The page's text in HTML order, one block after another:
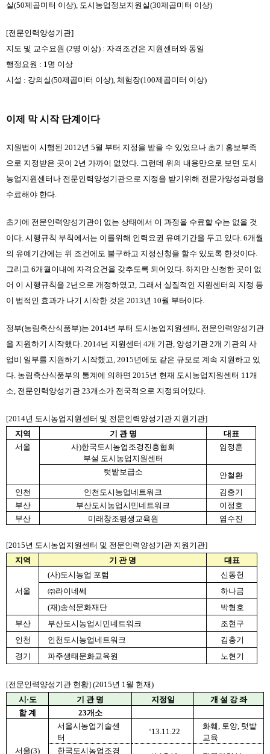
실(50제곱미터 이상), 도시농업정보지원실(30제곱미터 이상)
[전문인력양성기관]
지도 및 교수요원 (2명 이상) : 자격조건은 지원센터와 동일
행정요원 : 1명 이상
시설 : 강의실(50제곱미터 이상), 체험장(100제곱미터 이상)
이제 막 시작 단계이다
지원법이 시행된 2012년 5월 부터 지정을 받을 수 있었으나 초기 홍보부족
으로 지정받은 곳이 2년 가까이 없었다. 그런데 위의 내용만으로 보면 도시
농업지원센터나 전문인력양성기관으로 지정을 받기위해 전문가양성과정을
수료해야 한다.
초기에 전문인력양성기관이 없는 상태에서 이 과정을 수료할 수는 없을 것
이다. 시행규칙 부칙에서는 이를위해 인력요권 유예기간을 두고 있다. 6개월
의 유예기간에는 위 조건에도 불구하고 지정신청을 할수 있도록 한것이다.
그리고 6개월이내에 자격요건을 갖추도록 되어있다. 하지만 신청한 곳이 없
어 이 시행규칙을 2년으로 개정하였고, 그래서 실질적인 지원센터의 지정 등
이 법적인 효과가 나기 시작한 것은 2013년 10월 부터이다.
정부(농림축산식품부)는 2014년 부터 도시농업지원센터, 전문인력양성기관
을 지원하기 시작했다. 2014년 지원센터 4개 기관, 양성기관 2개 기관의 사
업비 일부를 지원하기 시작했고, 2015년에도 같은 규모로 계속 지원하고 있
다. 농림축산식품부의 통계에 의하면 2015년 현재 도시농업지원센터 11개
소, 전문인력양성기관 23개소가 전국적으로 지정되어있다.
[2014년 도시농업지원센터 및 전문인력양성기관 지원기관]
지역
기 관 명
대표
서울
사)한국도시농업조경진흥협회
부설 도시농업지원센터
임정훈
텃밭보급소
안철환
인천
인천도시농업네트워크
김충기
부산
부산도시농업시민네트워크
이정호
부산
미래창조평생교육원 염수진
[2015년 도시농업지원센터 및 전문인력양성기관 지원기관]
지역
기 관 명 대표
서울
(사)도시농업 포럼
신동헌
㈜라이네쎄
하나금
(재)송석문화재단
박형호
부산
부산도시농업시민네트워크
조현구
인천
인천도시농업네트워크
김충기
경기
파주생태문화교육원 노현기
[전문인력양성기관 현황] (2015년 1월 현재)
시·도
기 관 명 지정일
개 설 강 좌
합 계
23개소
서울(3)
서울시농업기술센
터
‘13.11.22
화훼, 토양, 텃밭
교육
한국도시농업조경